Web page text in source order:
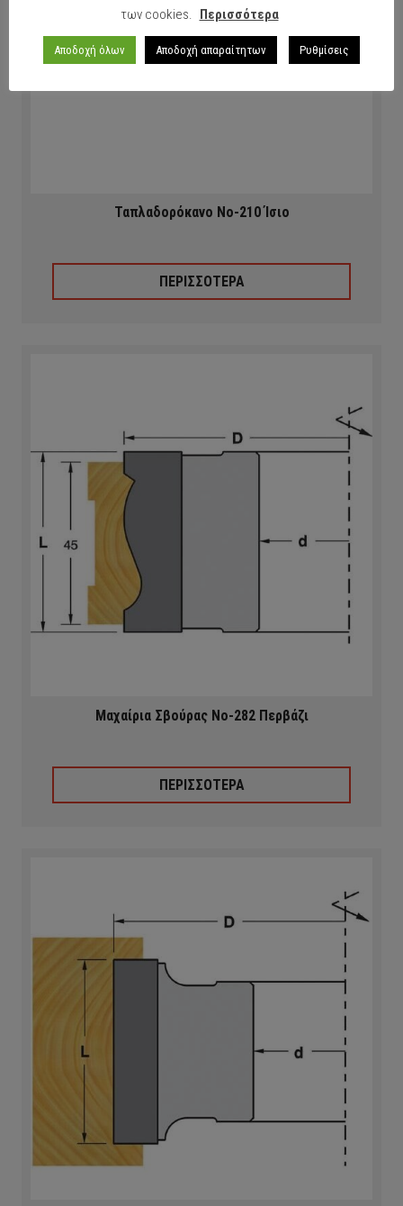
Ταπλαδορόκανο Νο-210 Ίσιο
ΠΕΡΙΣΣΟΤΕΡΑ
Μαχαίρια Σβούρας Νο-282 Περβάζι
ΠΕΡΙΣΣΟΤΕΡΑ
των cookies. Περισσότερα
Αποδοχή όλων Αποδοχή απαραίτητων Ρυθμίσεις